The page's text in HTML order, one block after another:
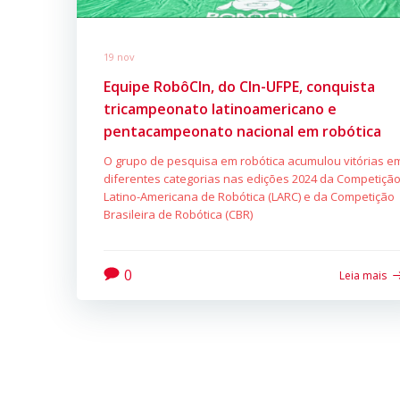
19 nov
Equipe RobôCIn, do CIn-UFPE, conquista
tricampeonato latinoamericano e
pentacampeonato nacional em robótica
O grupo de pesquisa em robótica acumulou vitórias
diferentes categorias nas edições 2024 da Competição
Latino-Americana de Robótica (LARC) e da Competição
Brasileira de Robótica (CBR)
0 Leia mais